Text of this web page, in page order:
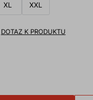
XL XXL
DOTAZ K PRODUKTU